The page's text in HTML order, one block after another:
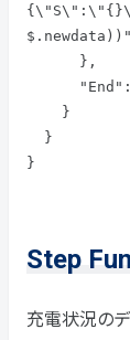
$.newdata))"
}
Step
充電状況の